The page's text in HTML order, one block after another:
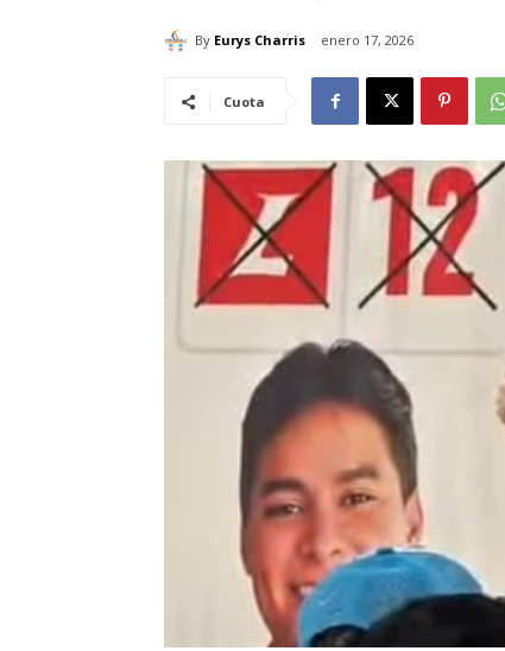
By Eurys Charris enero 17, 2026
Cuota